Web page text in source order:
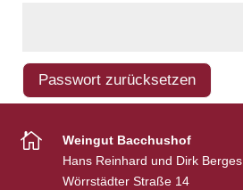
Passwort zurücksetzen

Weingut Bacchushof
Hans Reinhard und Dirk Berges
Wörrstädter Straße 14